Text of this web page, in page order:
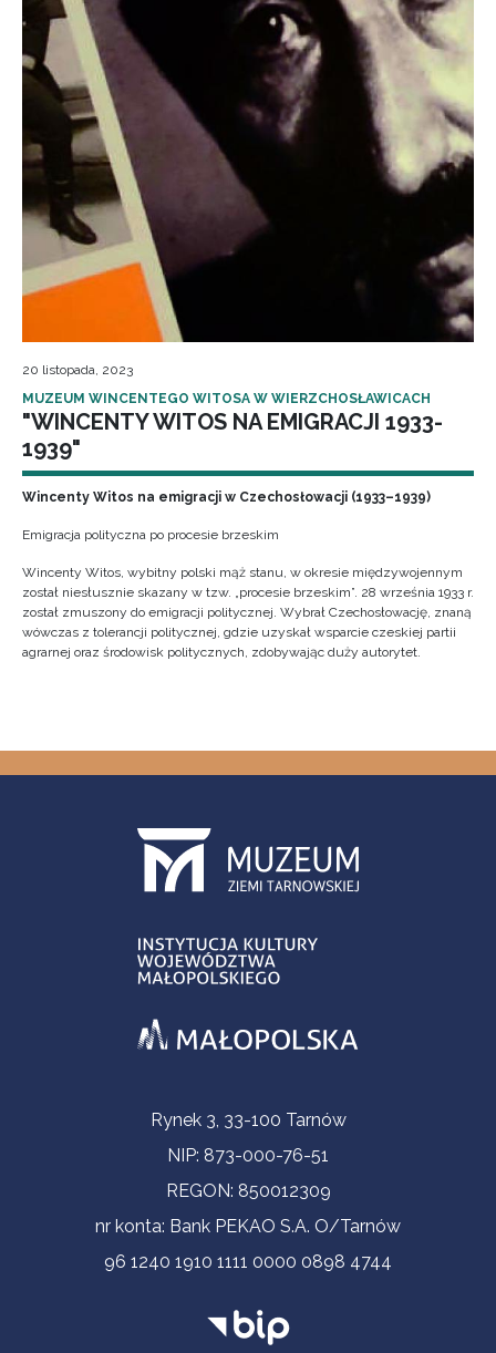
20 listopada, 2023
MUZEUM WINCENTEGO WITOSA W WIERZCHOSŁAWICACH
"WINCENTY WITOS NA EMIGRACJI 1933-
1939"
Wincenty Witos na emigracji w Czechosłowacji (1933–1939)
Emigracja polityczna po procesie brzeskim
Wincenty Witos, wybitny polski mąż stanu, w okresie międzywojennym
został niesłusznie skazany w tzw. „procesie brzeskim”. 28 września 1933 r.
został zmuszony do emigracji politycznej. Wybrał Czechosłowację, znaną
wówczas z tolerancji politycznej, gdzie uzyskał wsparcie czeskiej partii
agrarnej oraz środowisk politycznych, zdobywając duży autorytet.
Informacje kontaktoweRynek 3, 33-100 Tarnów
NIP: 873-000-76-51
REGON: 850012309
nr konta: Bank PEKAO S.A. O/Tarnów
96 1240 1910 1111 0000 0898 4744